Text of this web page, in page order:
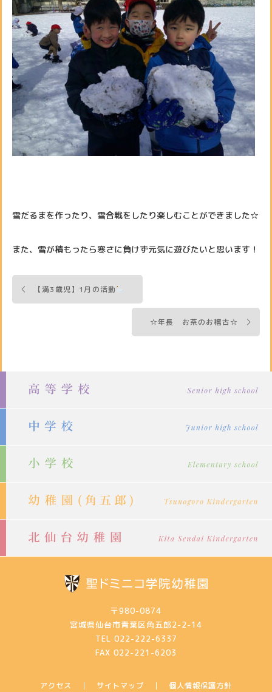
雪だるまを作ったり、雪合戦をしたり楽しむことができました☆
また、雪が積もったら寒さに負けず元気に遊びたいと思います！
投
稿
【満3歳児】1月の活動
☆年長 お茶のお稽古☆
〒980-0874
宮城県仙台市青葉区角五郎2-2-14
TEL 022-222-6337
FAX 022-221-6203
アクセス サイトマップ 個人情報保護方針